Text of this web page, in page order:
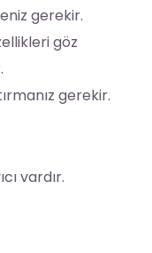
gerekir.
göz
gerekir.
vardır.